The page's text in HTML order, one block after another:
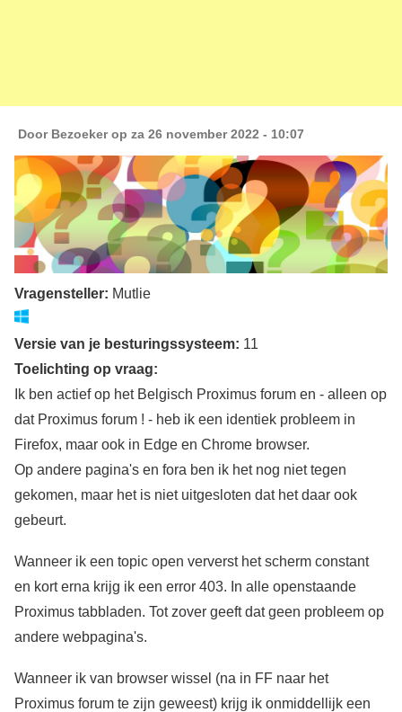
Door Bezoekerop za 26 november 2022 - 10:07
Vragensteller: Mutlie
Versie van je besturingssysteem: 11
Toelichting op vraag:
Ik ben actief op het Belgisch Proximus forum en - alleen op
dat Proximus forum ! - heb ik een identiek probleem in
Firefox, maar ook in Edge en Chrome browser.
Op andere pagina's en fora ben ik het nog niet tegen
gekomen, maar het is niet uitgesloten dat het daar ook
gebeurt.
Wanneer ik een topic open ververst het scherm constant
en kort erna krijg ik een error 403. In alle openstaande
Proximus tabbladen. Tot zover geeft dat geen probleem op
andere webpagina's.
Wanneer ik van browser wissel (na in FF naar het
Proximus forum te zijn geweest) krijg ik onmiddellijk een